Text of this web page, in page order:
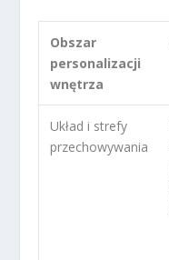
Obszar
personalizacji
wnętrza
Układ i strefy
przechowywania